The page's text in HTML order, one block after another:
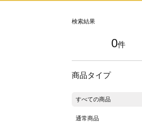
検索結果
0件
商品タイプ
すべての商品
通常商品